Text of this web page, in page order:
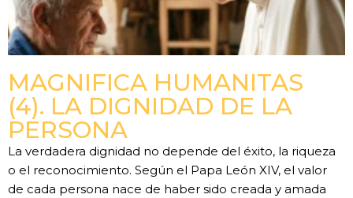
MAGNIFICA HUMANITAS
(4). LA DIGNIDAD DE LA
PERSONA
La verdadera dignidad no depende del éxito, la riqueza
o el reconocimiento. Según el Papa León XIV, el valor
de cada persona nace de haber sido creada y amada